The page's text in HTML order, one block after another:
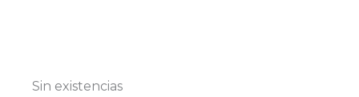
Sin existencias